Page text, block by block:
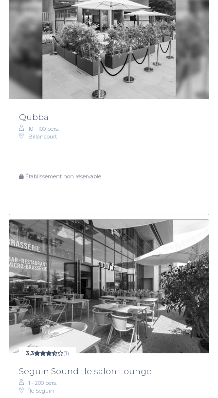
Qubba
10 - 100 pers.
Billancourt
Établissement non réservable
3,3 (1)
Seguin Sound : le salon Lounge
1 - 200 pers.
Île Seguin